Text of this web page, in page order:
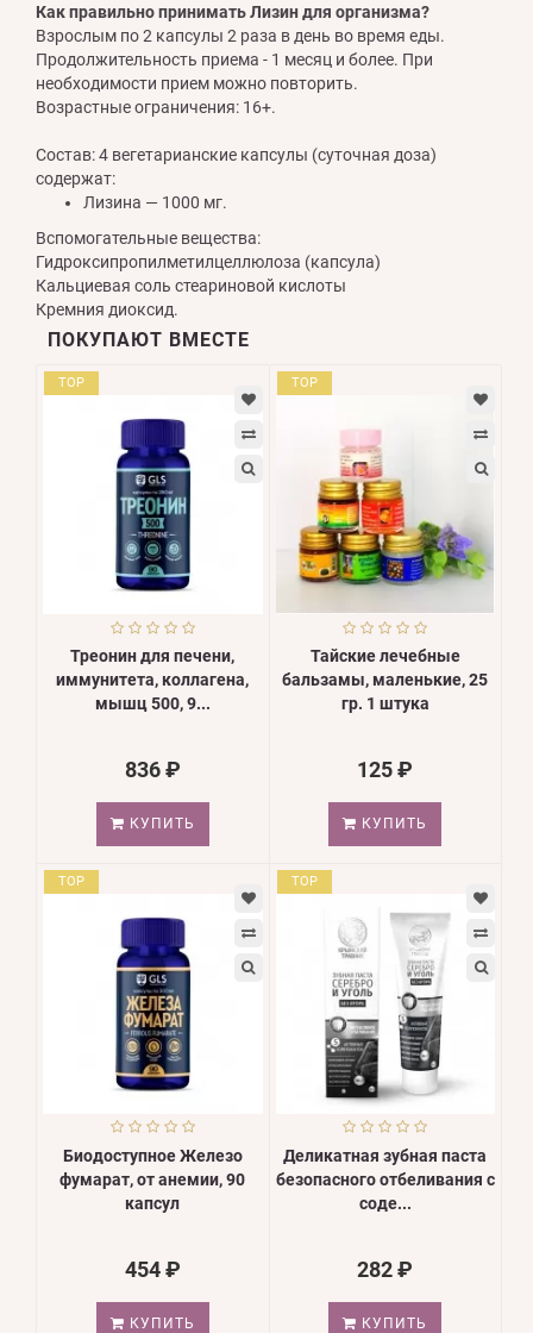
Как правильно принимать Лизин для организма?
Взрослым по 2 капсулы 2 раза в день во время еды.
Продолжительность приема - 1 месяц и более. При
необходимости прием можно повторить.
Возрастные ограничения: 16+.
Состав: 4 вегетарианские капсулы (суточная доза)
содержат:
Лизина — 1000 мг.
Вспомогательные вещества:
Гидроксипропилметилцеллюлоза (капсула)
Кальциевая соль стеариновой кислоты
Кремния диоксид.
ПОКУПАЮТ ВМЕСТЕ
TOP
Треонин для печени,
иммунитета, коллагена,
мышц 500, 9...
836 ₽
КУПИТЬ
TOP
Тайские лечебные
бальзамы, маленькие, 25
гр. 1 штука
125 ₽
КУПИТЬ
TOP
Биодоступное Железо
фумарат, от анемии, 90
капсул
454 ₽
КУПИТЬ
TOP
Деликатная зубная паста
безопасного отбеливания с
соде...
282 ₽
КУПИТЬ